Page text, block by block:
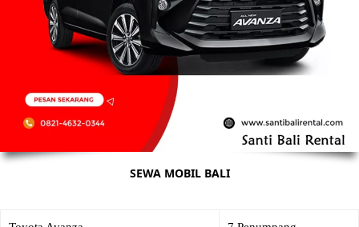
SEWA MOBIL BALI